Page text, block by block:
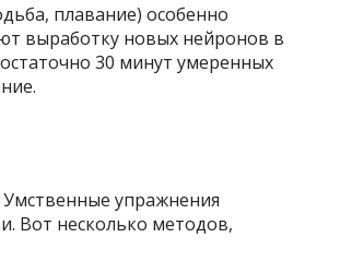
плавание) особенно
выработку новых нейронов в
30 минут умеренных
упражнения
Вот несколько методов,